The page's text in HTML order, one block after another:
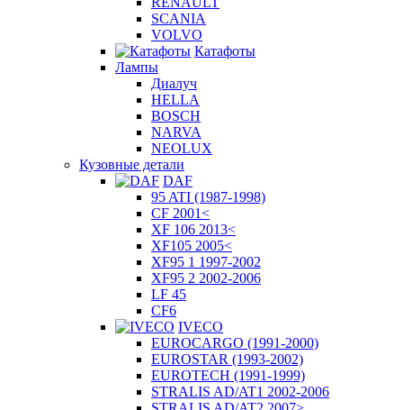
SCANIA
VOLVO
Катафоты
Лампы
Диалуч
HELLA
BOSCH
NARVA
NEOLUX
Кузовные детали
DAF
95 ATI (1987-1998)
CF 2001<
XF 106 2013<
XF105 2005<
XF95 1 1997-2002
XF95 2 2002-2006
LF 45
CF6
IVECO
EUROCARGO (1991-2000)
EUROSTAR (1993-2002)
EUROTECH (1991-1999)
STRALIS AD/AT1 2002-2006